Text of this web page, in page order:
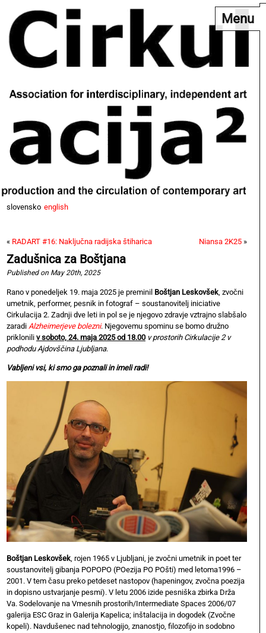
slovensko english
Menu
« RADART #16: Naključna radijska štiharica Niansa 2K25 »
Zadušnica za Boštjana
Published on May 20th, 2025
Rano v ponedeljek 19. maja 2025 je preminil Boštjan Leskovšek , zvočni
umetnik, performer, pesnik in fotograf – soustanovitelj iniciative
Cirkulacija 2. Zadnji dve leti in pol se je njegovo zdravje vztrajno slabšalo
zaradi Alzheimerjeve bolezni. Njegovemu spominu se bomo družno
priklonili v soboto, 24. maja 2025 od 18.00 v prostorih Cirkulacije 2 v
podhodu Ajdovščina Ljubljana.
Vabljeni vsi, ki smo ga poznali in imeli radi!
Boštjan Leskovšek , rojen 1965 v Ljubljani, je zvočni umetnik in poet ter
soustanovitelj gibanja POPOPO (POezija PO POšti) med letoma1996 –
2001. V tem času preko petdeset nastopov (hapeningov, zvočna poezija
in dopisno ustvarjanje pesmi). V letu 2006 izide pesniška zbirka Drža
Va. Sodelovanje na Vmesnih prostorih/Intermediate Spaces 2006/07
galerija ESC Graz in Galerija Kapelica; inštalacija in dogodek (Zvočne
kopeli). Navdušenec nad tehnologijo, znanostjo, filozofijo in sodobno